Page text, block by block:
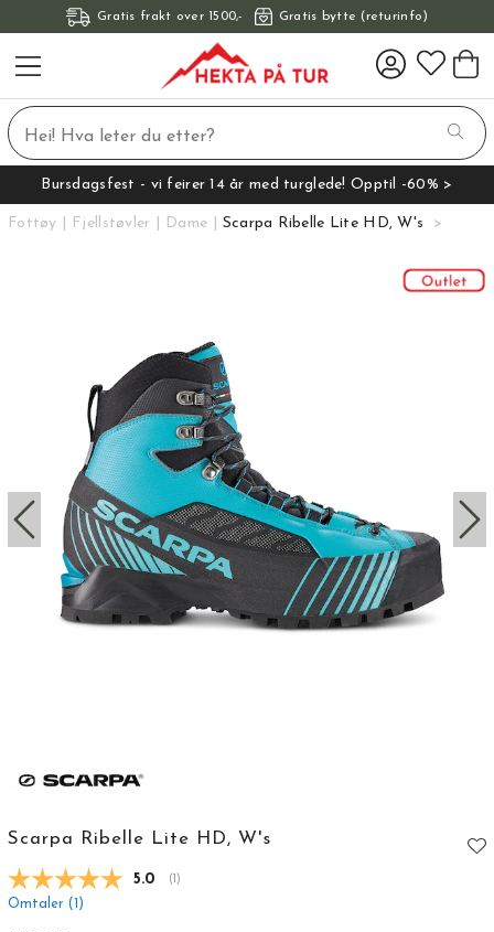
Gratis frakt over 1500,- Gratis bytte (returinfo)
Bursdagsfest - vi feirer 14 år med turglede! Opptil -60% >
Fottøy Fjellstøvler Dame Scarpa Ribelle Lite HD, W's
Scarpa Ribelle Lite HD, W's
Gjennomsnittskarakter:
5.0 ( stemmer:
)
Omtaler ( )